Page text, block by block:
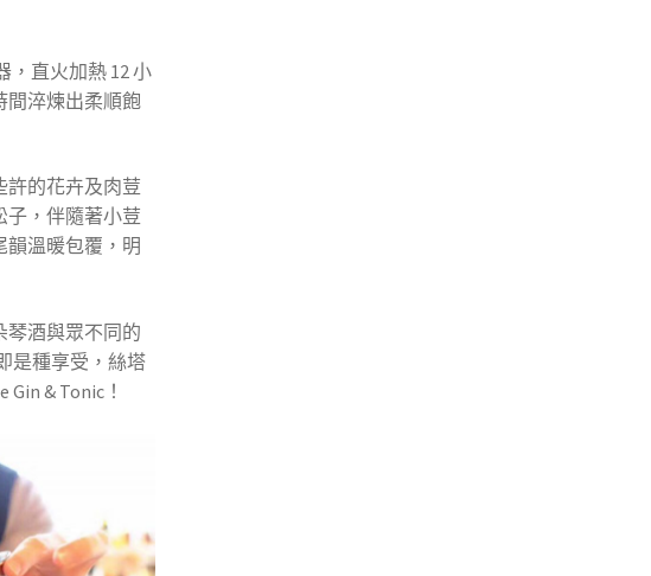
，直火加熱 12 小
間淬煉出柔順飽
許的花卉及肉荳
子，伴隨著小荳
溫暖包覆，明
琴酒與眾不同的
是種享受，絲塔
& Tonic！